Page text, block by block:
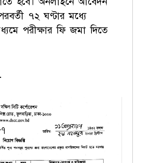
৭২ ঘণ্টার মধ্যে
পরীক্ষার ফি জমা দিতে